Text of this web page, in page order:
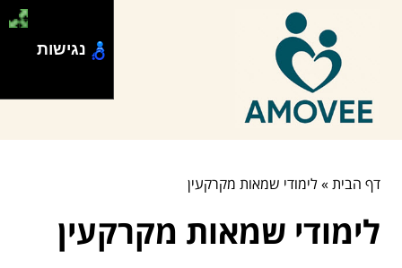
דף הבית»לימודי שמאות מקרקעין
לימודי שמאות מקרקעין
נגישות